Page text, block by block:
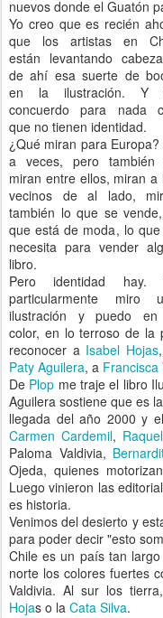
nuevos donde el Guatón
Yo creo que es recién
que los artistas en
están levantando
de ahí esa suerte de
en la ilustración. Y
concuerdo para nada
que no tienen identidad.
¿Qué miran para Europa?
a veces, pero también
miran entre ellos, miran a
vecinos de al lado,
también lo que se
que está de moda, lo
necesita para vender
libro.
Pero identidad hay.
particularmente miro
ilustración y puedo
color, en lo terroso de la
reconocer a Isabel Hojas
Paty Aguilera, a Francisca
De Plop me traje el libro
Aguilera sostiene que es la
llegada del año 2000 y
Carmen Cardemil,
Paloma Valdivia,
Ojeda, quienes
Luego vinieron las
es historia.
Venimos del desierto y
para poder decir "esto
Chile es un país tan
norte los colores fuertes
Valdivia. Al sur los
Hojas o la Cata Silva.